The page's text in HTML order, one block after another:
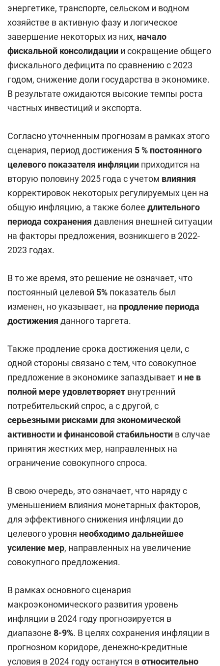
энергетике, транспорте, сельском и водном
хозяйстве в активную фазу и логическое
завершение некоторых из них, начало
фискальной консолидации и сокращение общего
фискального дефицита по сравнению с 2023
годом, снижение доли государства в экономике.
В результате ожидаются высокие темпы роста
частных инвестиций и экспорта.
Согласно уточненным прогнозам в рамках этого
сценария, период достижения 5 % постоянного
целевого показателя инфляции приходится на
вторую половину 2025 года с учетом влияния
корректировок некоторых регулируемых цен на
общую инфляцию, а также более длительного
периода сохранения давления внешней ситуации
на факторы предложения, возникшего в 2022-
2023 годах.
В то же время, это решение не означает, что
постоянный целевой 5% показатель был
изменен, но указывает, на продление периода
достижения данного таргета.
Также продление срока достижения цели, с
одной стороны связано с тем, что совокупное
предложение в экономике запаздывает и не в
полной мере удовлетворяет внутренний
потребительский спрос, а с другой, с
серьезными рисками для экономической
активности и финансовой стабильности в случае
принятия жестких мер, направленных на
ограничение совокупного спроса.
В свою очередь, это означает, что наряду с
уменьшением влияния монетарных факторов,
для эффективного снижения инфляции до
целевого уровня необходимо дальнейшее
усиление мер, направленных на увеличение
совокупного предложения.
В рамках основного сценария
макроэкономического развития уровень
инфляции в 2024 году прогнозируется в
диапазоне 8-9%. В целях сохранения инфляции в
прогнозном коридоре, денежно-кредитные
условия в 2024 году останутся вотносительно